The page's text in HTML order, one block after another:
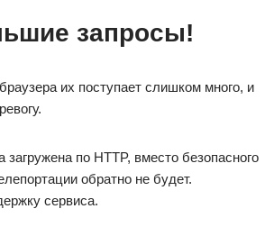
запросы!
их поступает слишком много, и
по HTTP, вместо безопасного
обратно не будет.
сервиса.